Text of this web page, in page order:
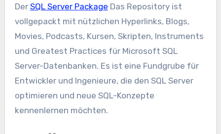
Der SQL Server Package Das Repository ist
vollgepackt mit nützlichen Hyperlinks, Blogs,
Movies, Podcasts, Kursen, Skripten, Instruments
und Greatest Practices für Microsoft SQL
Server-Datenbanken. Es ist eine Fundgrube für
Entwickler und Ingenieure, die den SQL Server
optimieren und neue SQL-Konzepte
kennenlernen möchten.